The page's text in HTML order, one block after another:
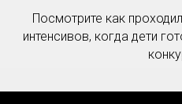
Посмотрите как
интенсивов, когда дети